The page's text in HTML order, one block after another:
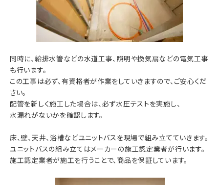
同時に、給排水管などの水道工事、照明や換気扇などの電気工事
も行います。
この工事は必ず、有資格者が作業をしていきますので、ご安心くだ
さい。
配管を新しく施工した場合は、必ず水圧テストを実施し、
水漏れがないかを確認します。
床、壁、天井、浴槽などユニットバスを現場で組み立てていきます。
ユニットバスの組み立てはメーカーの施工認定業者が行います。
施工認定業者が施工を行うことで、商品を保証しています。